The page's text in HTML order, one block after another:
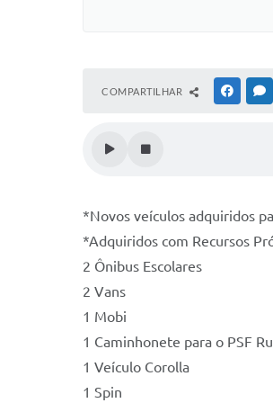
COMPARTILHAR
*Novos veículos adquiridos
*Adquiridos com Recursos
2 Ônibus Escolares
2 Vans
1 Mobi
1 Caminhonete para o PSF
1 Veículo Corolla
1 Spin